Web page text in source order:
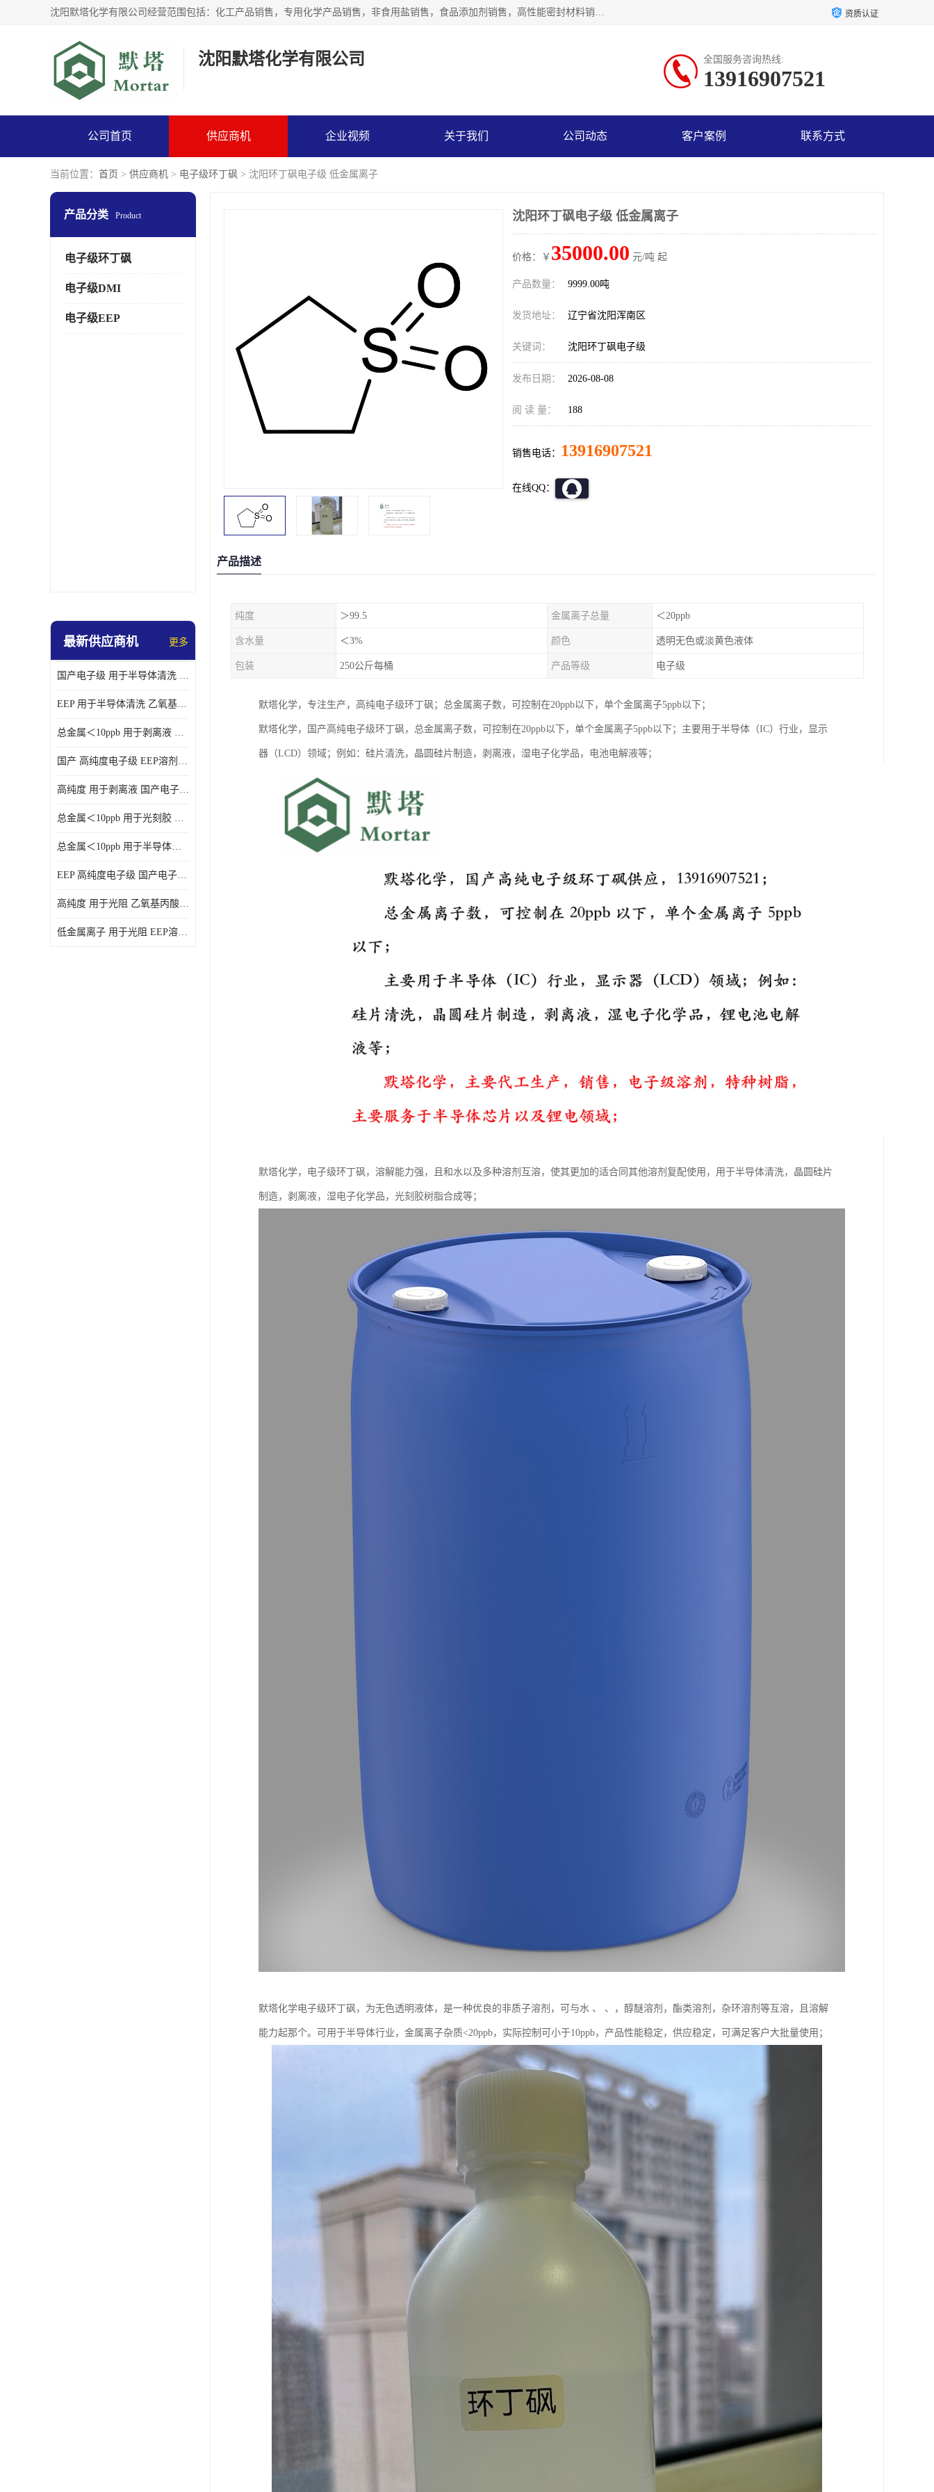
沈阳默塔化学有限公司经营范围包括：化工产品销售，专用化学产品销售，非食用盐销售，食品添加剂销售，高性能密封材料销售，涂料销售，合成材料销售，工程塑料及合成树脂销售等；主要产品有高纯电子级环丁砜，总金属离子可控制在ppb级别、纯度高、颜色浅、耐高温分解时间长，特别适合于半导体制造，硅片晶圆制造，清洗湿电子化学品，锂电池电解液，电子油墨，特种材料等高端行业；也适用于医药合成。 资质认证
沈阳默塔化学有限公司 全国服务咨询热线:
13916907521
公司首页 供应商机 企业视频 关于我们 公司动态 客户案例 联系方式
当前位置： 首页 > 供应商机 > 电子级环丁砜 > 沈阳环丁砜电子级 低金属离子
产品分类 Product
电子级环丁砜
电子级DMI
电子级EEP
最新供应商机 更多
国产电子级 用于半导体清洗 EEP溶剂电子级
EEP 用于半导体清洗 乙氧基丙酸乙酯电子级
总金属＜10ppb 用于剥离液 电子级EEP
国产 高纯度电子级 EEP溶剂电子级
高纯度 用于剥离液 国产电子级EEP
总金属＜10ppb 用于光刻胶 电子级EEP溶剂
总金属＜10ppb 用于半导体清洗 3-乙氧基丙酸乙酯电子级
EEP 高纯度电子级 国产电子级EEP
高纯度 用于光阻 乙氧基丙酸乙酯电子级
低金属离子 用于光阻 EEP溶剂电子级
沈阳环丁砜电子级 低金属离子
价格：￥ 35000.00 元/吨 起
产品数量： 9999.00吨
发货地址： 辽宁省沈阳浑南区
关键词： 沈阳环丁砜电子级
发布日期： 2026-08-08
阅 读 量： 188
销售电话： 13916907521
在线QQ：
产品描述
纯度 ＞99.5 金属离子总量 ＜20ppb
含水量 ＜3% 颜色 透明无色或淡黄色液体
包装 250公斤每桶 产品等级 电子级
默塔化学，专注生产，高纯电子级环丁砜；总金属离子数，可控制在20ppb以下，单个金属离子5ppb以下；
默塔化学，国产高纯电子级环丁砜，总金属离子数，可控制在20ppb以下，单个金属离子5ppb以下；主要用于半导体（IC）行业，显示
器（LCD）领域；例如：硅片清洗，晶圆硅片制造，剥离液，湿电子化学品，电池电解液等；
默塔化学，电子级环丁砜，溶解能力强，且和水以及多种溶剂互溶，使其更加的适合同其他溶剂复配使用，用于半导体清洗，晶圆硅片
制造，剥离液，湿电子化学品，光刻胶树脂合成等；
默塔化学电子级环丁砜，为无色透明液体，是一种优良的非质子溶剂，可与水 、 、，醇醚溶剂，酯类溶剂，杂环溶剂等互溶，且溶解
能力起那个。可用于半导体行业，金属离子杂质<20ppb，实际控制可小于10ppb，产品性能稳定，供应稳定，可满足客户大批量使用；